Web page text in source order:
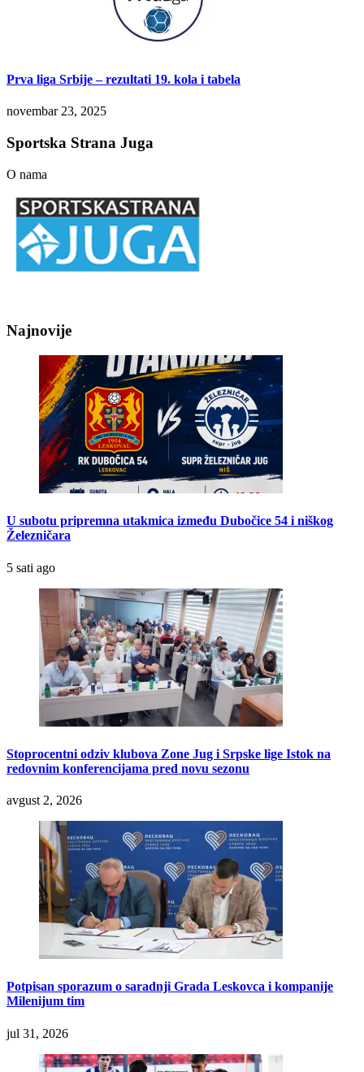
Prva liga Srbije – rezultati 19. kola i tabela
novembar 23, 2025
Sportska Strana Juga
O nama
Najnovije
U subotu pripremna utakmica između Dubočice 54 i niškog
Železničara
5 sati ago
Stoprocentni odziv klubova Zone Jug i Srpske lige Istok na
redovnim konferencijama pred novu sezonu
avgust 2, 2026
Potpisan sporazum o saradnji Grada Leskovca i kompanije
Milenijum tim
jul 31, 2026